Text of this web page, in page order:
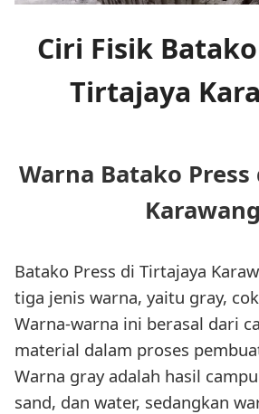
Ciri Fisik
Tirtajaya
Warna Batako
Karawang
Batako Press di Tirtajaya
tiga jenis warna, yaitu gray,
Warna-warna ini berasal dari
material dalam proses
Warna gray adalah hasil
sand, dan water, sedangkan